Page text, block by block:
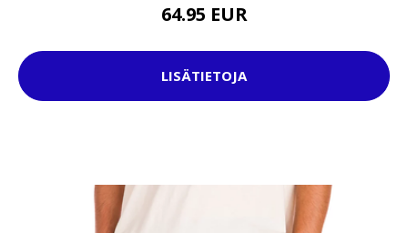
64.95 EUR
LISÄTIETOJA